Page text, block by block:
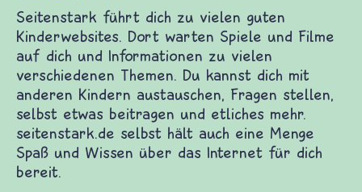
Dort warten Spiele und Filme auf
Themen. Du kannst dich mit anderen Kindern
und etliches mehr. seitenstark.de selbst